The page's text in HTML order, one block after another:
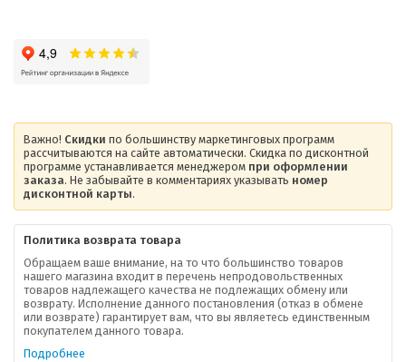
Важно! Скидки по большинству маркетинговых программ
рассчитываются на сайте автоматически. Скидка по дисконтной
программе устанавливается менеджером при оформлении
заказа. Не забывайте в комментариях указывать номер
дисконтной карты.
Политика возврата товара
Обращаем ваше внимание, на то что большинство товаров
нашего магазина входит в перечень непродовольственных
товаров надлежащего качества не подлежащих обмену или
возврату. Исполнение данного постановления (отказ в обмене
или возврате) гарантирует вам, что вы являетесь единственным
покупателем данного товара.
Подробнее
О компании
Ваша скидка